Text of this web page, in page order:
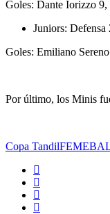
Goles: Dante Iorizzo
Juniors:
Goles: Emiliano
Por último, los Minis
Copa Tandil